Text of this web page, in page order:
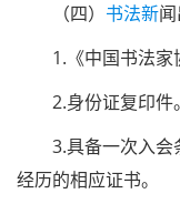
（四） 书法新
1.《中国书法家
2.身份证复印件。
3.具备一次入会
经历的相应证书。